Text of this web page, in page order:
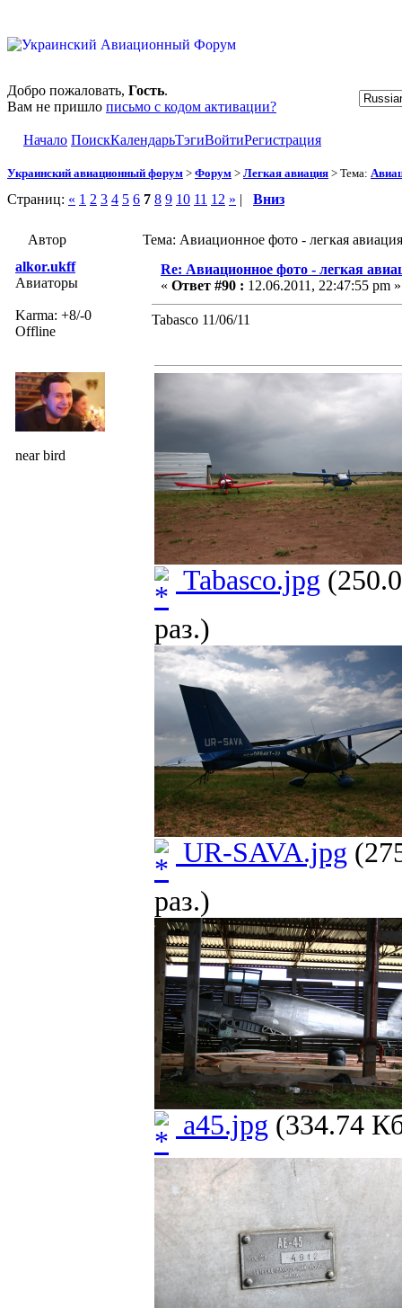
Добро пожаловать, Гость.
Вам не пришло письмо с кодом активации?
Начало ПоискКалендарьТэгиВойтиРегистрация
Украинский авиационный форум > Форум > Легкая авиация > Тема:
Страниц: « 1 2 3 4 5 6 7 8 9 10 11 12 » | Вниз
Автор
Тема: Авиационное фото - легкая
alkor.ukff
Авиаторы
Karma: +8/-0
Offline
near bird
Re: Авиационное фото - легкая
« Ответ #90 : 12.06.2011, 22:47:55 pm »
Tabasco 11/06/11
Tabasco.jpg
раз.)
UR-SAVA.jpg
раз.)
a45.jpg (334.74